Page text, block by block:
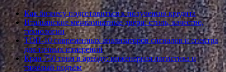
Как бизнесу подготовиться к получению кредита
Итальянские межкомнатные двери: стиль, качество,
технологии
ТОП-10 современных анализаторов сигналов и спектра
для точных измерений
Кран 750 тонн в аренду: инженерная логистика и
тяжёлый подъём